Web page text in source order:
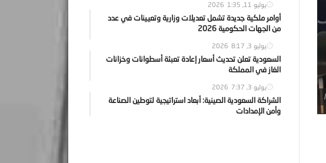
يوليو 11, 2026 1:35
أوامر ملكية جديدة تشمل تعديلات وزارية وتعيينات في عدد
من الجهات الحكومية 2026
يوليو 3, 2026 8:17
السعودية تعلن تحديث أسعار إعادة تعبئة أسطوانات وخزانات
الغاز في المملكة
يوليو 3, 2026 7:37
الشراكة السعودية الصينية: أبعاد استراتيجية لتوطين الصناعة
وأمن الإمدادات